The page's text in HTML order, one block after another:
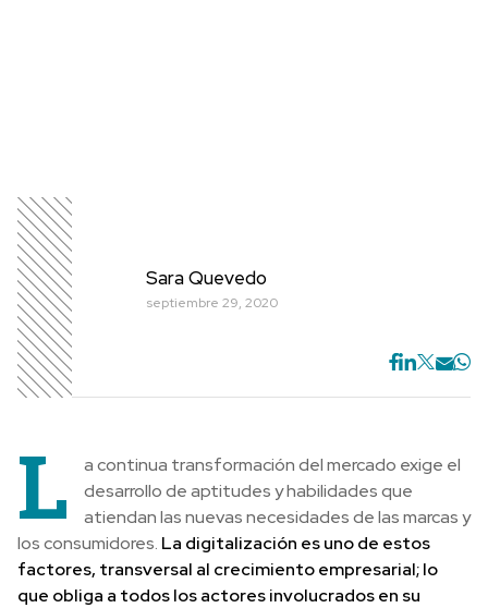
Sara Quevedo
septiembre 29, 2020
L
a continua transformación del mercado exige el
desarrollo de aptitudes y habilidades que
atiendan las nuevas necesidades de las marcas y
los consumidores. La digitalización es uno de estos
factores, transversal al crecimiento empresarial; lo
que obliga a todos los actores involucrados en su